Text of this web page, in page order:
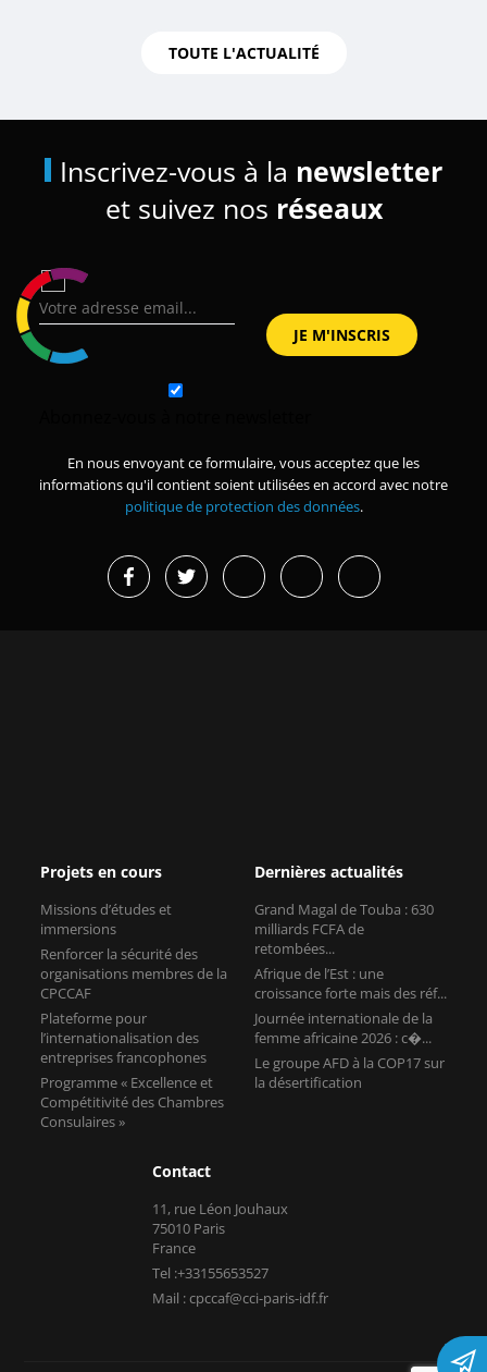
TOUTE L'ACTUALITÉ
Inscrivez-vous à la newsletter
et suivez nos réseaux
En nous envoyant ce formulaire, vous acceptez que les
informations qu'il contient soient utilisées en accord avec notre
politique de protection des données.
Projets en cours
Missions d’études et
immersions
Renforcer la sécurité des
organisations membres de la
CPCCAF
Plateforme pour
l’internationalisation des
entreprises francophones
Programme « Excellence et
Compétitivité des Chambres
Consulaires »
Dernières actualités
Grand Magal de Touba : 630
milliards FCFA de
retombées...
Afrique de l’Est : une
croissance forte mais des réf...
Journée internationale de la
femme africaine 2026 : c�...
Le groupe AFD à la COP17 sur
la désertification
Contact
11, rue Léon Jouhaux
75010 Paris
France
Tel :+33155653527
Mail : cpccaf@cci-paris-idf.fr